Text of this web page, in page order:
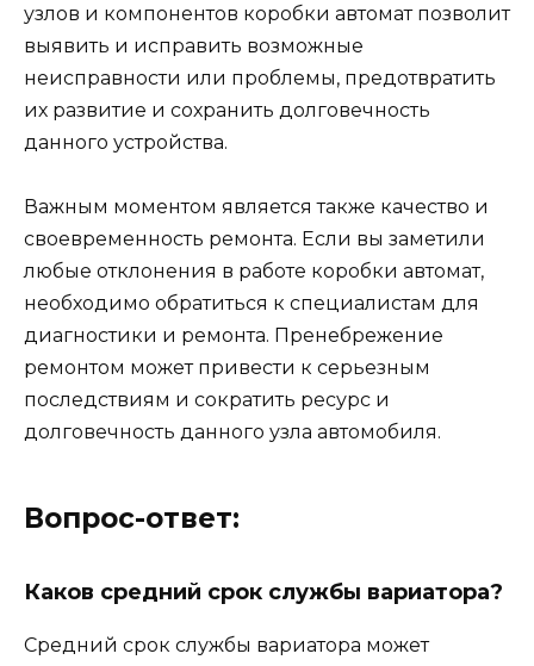
узлов и компонентов коробки автомат позволит
выявить и исправить возможные
неисправности или проблемы, предотвратить
их развитие и сохранить долговечность
данного устройства.
Важным моментом является также качество и
своевременность ремонта. Если вы заметили
любые отклонения в работе коробки автомат,
необходимо обратиться к специалистам для
диагностики и ремонта. Пренебрежение
ремонтом может привести к серьезным
последствиям и сократить ресурс и
долговечность данного узла автомобиля.
Вопрос-ответ:
Каков средний срок службы вариатора?
Средний срок службы вариатора может